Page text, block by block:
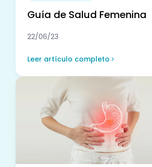
Guía de Salud Femenina
22/06/23
Leer artículo completo